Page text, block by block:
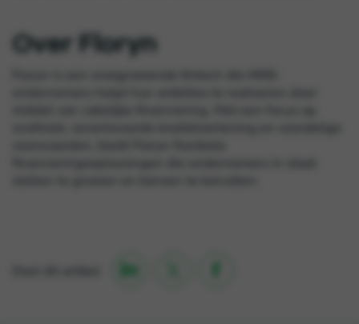
Over Floryn
